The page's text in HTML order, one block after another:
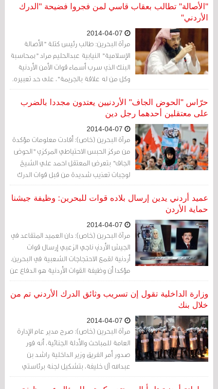
"الأصالة" تطالب بعقاب قاسي لمن فجروا فضيحة "الدرك
الأردني"
مرآة البحرين: طالب رئيس كتلة "الأصالة
الإسلامية" النيابية عبدالحليم مراد "بمحاسبة
البنك الذي سرب أسماء قوات الأمن الأردنية
وكل من له علاقة بالجريمة"، على حد تعبيره.
حرّاس "الحوض الجاف" الأردنيين يعتدون مجددا بالضرب
على معتقلين أحدهما رجل دين
مرآة البحرين (خاص): أفادت معلومات مؤكدة
من مركز الحبس الاحتياطي المركزي "الحوض
الجاف" بتعرض المعتقل احمد علي الشيخ
لوجبات تعذيب شديدة من قبل قوات الدرك
الأردنية التي كلفت حديثا بإدارة السجن.
عميد أردني يدين إرسال بلاده قوات للبحرين: وظيفة جيشنا
حماية الأردن
مرآة البحرين (خاص): دان العميد المتقاعد في
الجيش الأردني ناجي الزعبي إرسال قوات
أردنية لقمع الاحتجاجات الشعبية في البحرين،
مؤكدا أن وظيفة القوات الأردنية هو الدفاع عن
الأردن.
وزارة الداخلية تقول إن تسريب وثائق الدرك الأردني تم من
خلال بنك
مرآة البحرين (خاص): صرح مدير عام الإدارة
العامة للمباحث والأدلة الجنائية، أنه فور
صدور أمر الفريق وزير الداخلية راشد بن
عبدالله آل خليفة، بتشكيل لجنة برئاستي
للوقوف على ملابسات نشر بعض الصحف